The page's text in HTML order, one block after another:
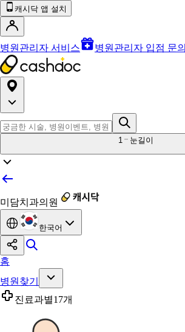
캐시닥 앱 설치
병원관리자 서비스 병원관리자 입점 문의
1 눈길이
미담치과의원
한국어
홈
병원찾기
진료과별17개